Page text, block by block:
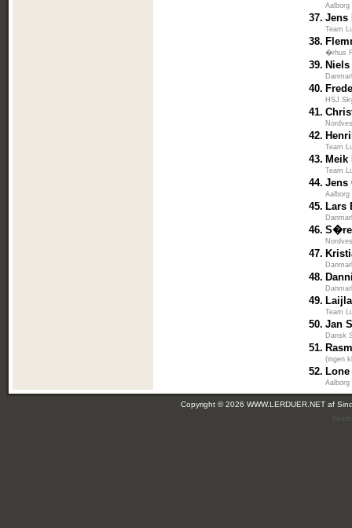
37. Jens
Team
38.
�rhus
39.
40.
HSJ
41.
42.
Team
43. Meik
Team
44.
45. Lars
46.
47.
48.
49.
Team
50. Jan
Dansk
51.
(ingen
52.
Copyright © 2026 WWW.LERDUER.NET af